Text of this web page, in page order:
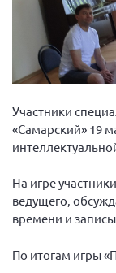
Президент
Первый
Вице-
Вице-
Вице-
Вице-
Участники
«Самарский» 19
На игре
ведущего,
времени и
По итогам игры